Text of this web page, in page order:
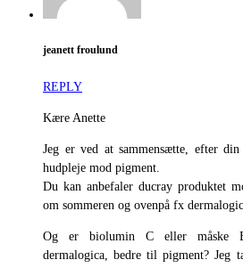
jeanett froulund
REPLY
Kære Anette
Jeg er ved at sammensætte, efter
hudpleje mod pigment.
Du kan anbefaler ducray produktet
om sommeren og ovenpå fx
Og er biolumin C eller måske
dermalogica, bedre til pigment? Jeg